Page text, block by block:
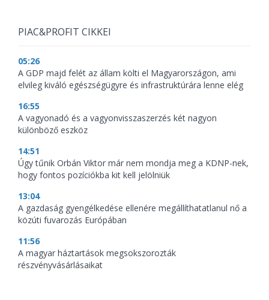
PIAC&PROFIT CIKKEI
05:26
A GDP majd felét az állam költi el Magyarországon, ami
elvileg kiváló egészségügyre és infrastruktúrára lenne elég
16:55
A vagyonadó és a vagyonvisszaszerzés két nagyon
különböző eszköz
14:51
Úgy tűnik Orbán Viktor már nem mondja meg a KDNP-nek,
hogy fontos pozíciókba kit kell jelölniük
13:04
A gazdaság gyengélkedése ellenére megállíthatatlanul nő a
közúti fuvarozás Európában
11:56
A magyar háztartások megsokszorozták
részvényvásárlásaikat